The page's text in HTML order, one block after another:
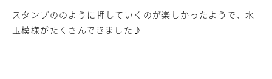
スタンプののように押していくのが楽しかったようで、水
玉模様がたくさんできました♪